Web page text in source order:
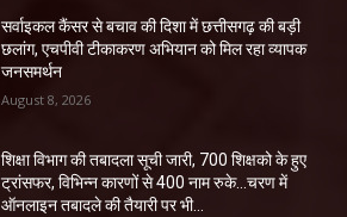
सर्वाइकल कैंसर से बचाव की दिशा में छत्तीसगढ़ की बड़ी
छलांग, एचपीवी टीकाकरण अभियान को मिल रहा व्यापक
जनसमर्थन
August 8, 2026
शिक्षा विभाग की तबादला सूची जारी, 700 शिक्षको के हुए
ट्रांसफर, विभिन्न कारणों से 400 नाम रुके…चरण में
ऑनलाइन तबादले की तैयारी पर भी...